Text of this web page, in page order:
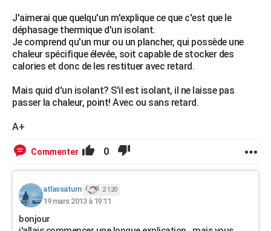
J'aimerai que quelqu'un m'explique ce que c'est que le
déphasage thermique d'un isolant.
Je comprend qu'un mur ou un plancher, qui possède une
chaleur spécifique élevée, soit capable de stocker des
calories et donc de les restituer avec retard.
Mais quid d'un isolant? S'il est isolant, il ne laisse pas
passer la chaleur, point! Avec ou sans retard.
A+
Commenter 0
atlassaturn 2 120
19 mars 2013 à 19:11
bonjour